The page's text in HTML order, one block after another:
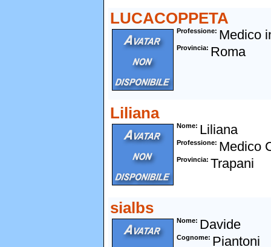
LUCACOPPETA
Professione Medico
Provincia Roma
Liliana
Nome Liliana
Professione Medico
Provincia Trapani
sialbs
Nome Davide
Cognome Piantoni